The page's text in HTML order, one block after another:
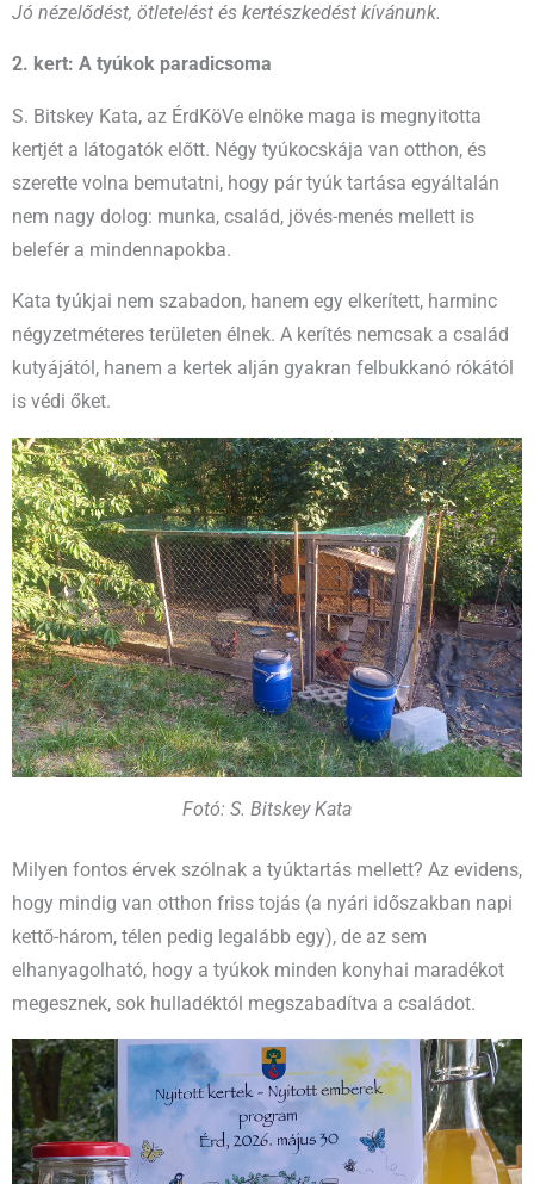
Jó nézelődést, ötletelést és kertészkedést kívánunk.
2. kert: A tyúkok paradicsoma
S. Bitskey Kata, az ÉrdKöVe elnöke maga is megnyitotta
kertjét a látogatók előtt. Négy tyúkocskája van otthon, és
szerette volna bemutatni, hogy pár tyúk tartása egyáltalán
nem nagy dolog: munka, család, jövés-menés mellett is
belefér a mindennapokba.
Kata tyúkjai nem szabadon, hanem egy elkerített, harminc
négyzetméteres területen élnek. A kerítés nemcsak a család
kutyájától, hanem a kertek alján gyakran felbukkanó rókától
is védi őket.
Fotó: S. Bitskey Kata
Milyen fontos érvek szólnak a tyúktartás mellett? Az evidens,
hogy mindig van otthon friss tojás (a nyári időszakban napi
kettő-három, télen pedig legalább egy), de az sem
elhanyagolható, hogy a tyúkok minden konyhai maradékot
megesznek, sok hulladéktól megszabadítva a családot.